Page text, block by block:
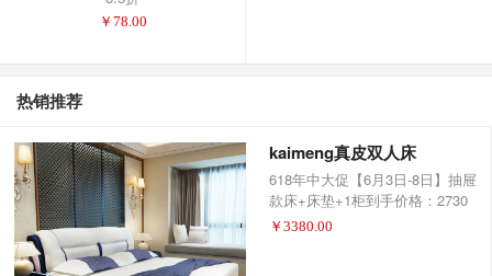
￥ 78.00
热销推荐
kaimeng真皮双人床
618年中大促【6月3日-8日】抽屉
款床+床垫+1柜到手价格：2730
元 选择满减活动！
￥ 3380.00